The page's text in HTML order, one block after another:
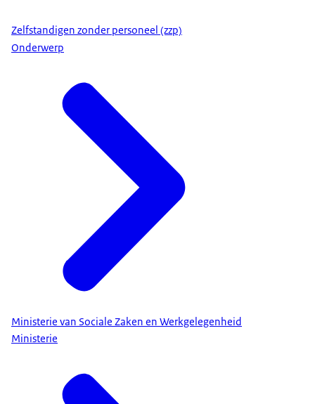
Zelfstandigen zonder personeel (zzp)
Onderwerp
Ministerie van Sociale Zaken en Werkgelegenheid
Ministerie